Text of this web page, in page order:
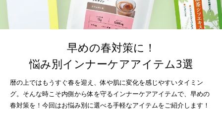
早めの春対策に！
悩み別インナーケアアイテム3選
暦の上ではもうすぐ春を迎え、体や肌に変化を感じやすいタイミン
グ。 そんな時こそ内側から体を守るインナーケアアイテムで、早めの
春対策を！ 今回はお悩み別に選べる手軽なアイテムをご紹介します！